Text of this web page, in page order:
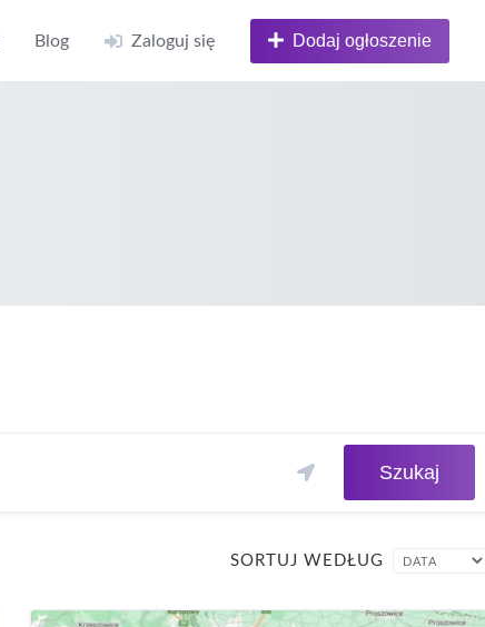
Blog Zaloguj się Dodaj ogłoszenie
Szukaj
SORTUJ WEDŁUG